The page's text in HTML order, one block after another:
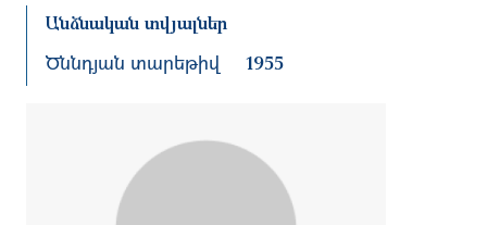
Անձնական տվյալներ
Ծննդյան տարեթիվ 1955